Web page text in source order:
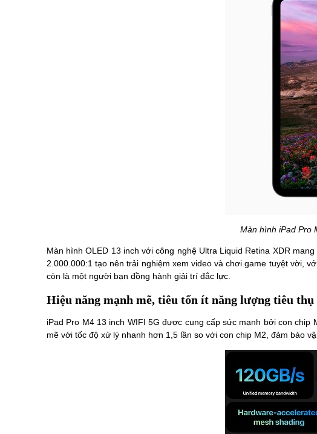
Màn hình iPad Pro
Màn hình OLED 13 inch với công nghệ Ultra Liquid Retina XDR
2.000.000:1 tạo nên trải nghiệm xem video và chơi game tuyệt vời,
còn là một người bạn đồng hành giải trí đắc lực.
Hiệu năng mạnh mẽ, tiêu tốn ít năng lượng tiêu thụ
iPad Pro M4 13 inch WIFI 5G được cung cấp sức mạnh bởi con
mẽ với tốc độ xử lý nhanh hơn 1,5 lần so với con chip M2, đảm bảo